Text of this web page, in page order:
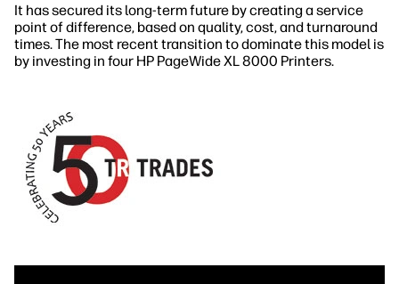
It has secured its long-term future by creating a service
point of difference, based on quality, cost, and turnaround
times. The most recent transition to dominate this model is
by investing in four HP PageWide XL 8000 Printers.